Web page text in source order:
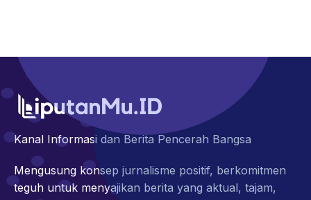
Kanal Informasi dan Berita Pencerah Bangsa
Mengusung konsep jurnalisme positif, berkomitmen
teguh untuk menyajikan berita yang aktual, tajam,